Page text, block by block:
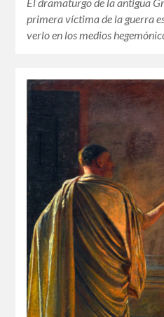
El dramaturgo de la antigua
primera víctima de la guerra
verlo en los medios